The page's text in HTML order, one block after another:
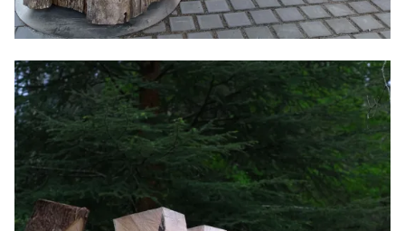
"Les bons génies", 1% pour le collège Anne Franck à St
Herblain (44), 2025